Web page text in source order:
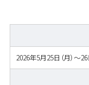
2026年5月25日（月）～26